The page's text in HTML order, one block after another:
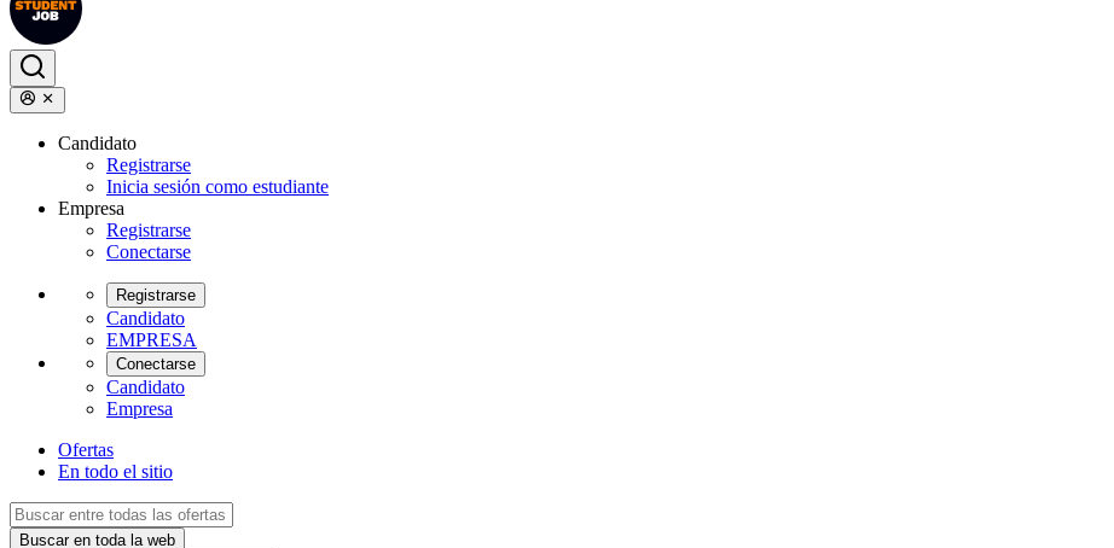
Candidato
Registrarse
Inicia sesión como estudiante
Empresa
Registrarse
Conectarse
Registrarse
Candidato
EMPRESA
Conectarse
Candidato
Empresa
Ofertas
En todo el sitio